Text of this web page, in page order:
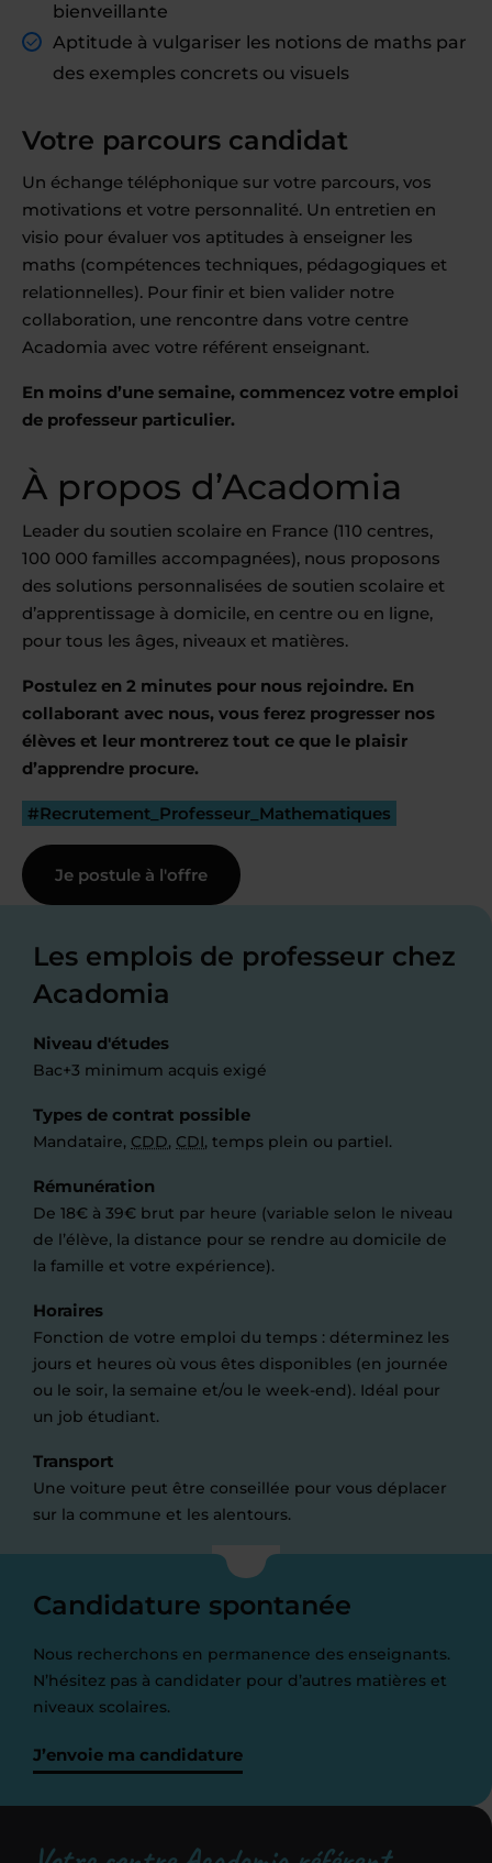
bienveillante
Aptitude à vulgariser les notions de maths par
des exemples concrets ou visuels
Votre parcours candidat
Un échange téléphonique sur votre parcours, vos
motivations et votre personnalité. Un entretien en
visio pour évaluer vos aptitudes à enseigner les
maths (compétences techniques, pédagogiques et
relationnelles). Pour finir et bien valider notre
collaboration, une rencontre dans votre centre
Acadomia avec votre référent enseignant.
En moins d’une semaine, commencez votre emploi
de professeur particulier.
À propos d’Acadomia
Leader du soutien scolaire en France (110 centres,
100 000 familles accompagnées), nous proposons
des solutions personnalisées de soutien scolaire et
d’apprentissage à domicile, en centre ou en ligne,
pour tous les âges, niveaux et matières.
Postulez en 2 minutes pour nous rejoindre. En
collaborant avec nous, vous ferez progresser nos
élèves et leur montrerez tout ce que le plaisir
d’apprendre procure.
#Recrutement_Professeur_Mathematiques
Je postule à l'offre
Les emplois de professeur chez
Acadomia
Niveau d'études
Bac+3 minimum acquis exigé
Types de contrat possible
Mandataire, CDD, CDI, temps plein ou partiel.
Rémunération
De 18€ à 39€ brut par heure (variable selon le niveau
de l’élève, la distance pour se rendre au domicile de
la famille et votre expérience).
Horaires
Fonction de votre emploi du temps : déterminez les
jours et heures où vous êtes disponibles (en journée
ou le soir, la semaine et/ou le week-end). Idéal pour
un job étudiant.
Transport
Une voiture peut être conseillée pour vous déplacer
sur la commune et les alentours.
Candidature spontanée
Nous recherchons en permanence des enseignants.
N’hésitez pas à candidater pour d’autres matières et
niveaux scolaires.
J’envoie ma candidature